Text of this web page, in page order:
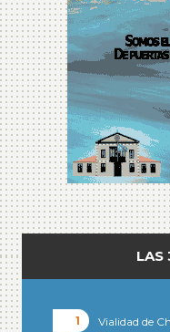
LAS
Vialidad de